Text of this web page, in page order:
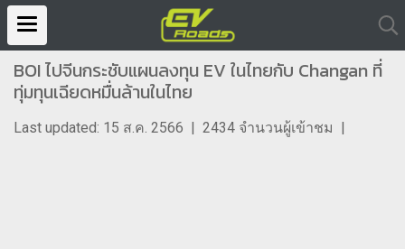
BOI ไปจีนกระชับแผนลงทุน EV ในไทยกับ Changan ที่
ทุ่มทุนเฉียดหมื่นล้านในไทย
Last updated: 15 ส.ค. 2566 | 2434 จำนวนผู้เข้าชม |